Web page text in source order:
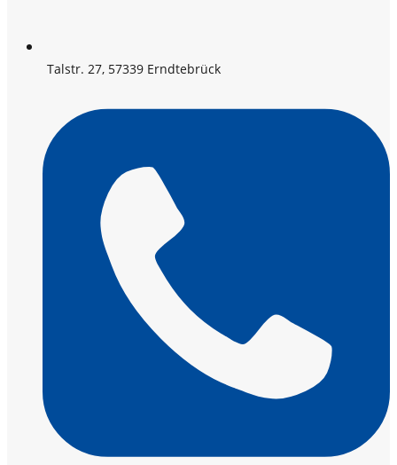
Talstr. 27, 57339 Erndtebrück